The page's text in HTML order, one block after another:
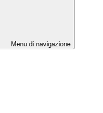
Menu di navigazione